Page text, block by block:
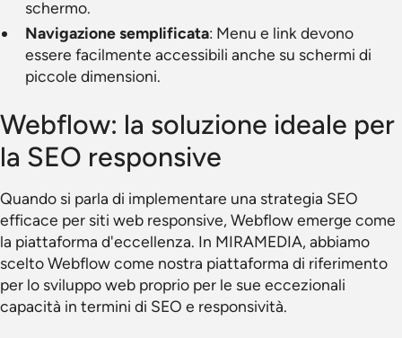
schermo.
Navigazione semplificata: Menu e link devono
essere facilmente accessibili anche su schermi di
piccole dimensioni.
Webflow: la soluzione ideale per
la SEO responsive
Quando si parla di implementare una strategia SEO
efficace per siti web responsive, Webflow emerge come
la piattaforma d'eccellenza. In MIRAMEDIA, abbiamo
scelto Webflow come nostra piattaforma di riferimento
per lo sviluppo web proprio per le sue eccezionali
capacità in termini di SEO e responsività.